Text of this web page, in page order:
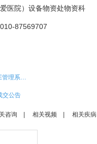
医院）设备物资处物资科
87569707
管理系…
交公告
咨询 相关视频 相关疾病